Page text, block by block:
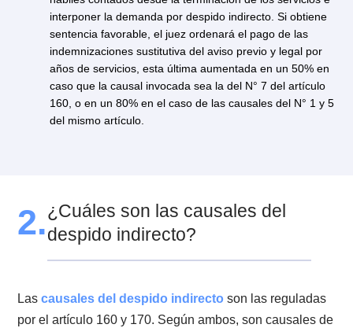
intencionalmente en las instalaciones. Esto incluye
maquinarias, herramientas, útiles de trabajo,
mercaderías.
Si el trabajador pasa a llevar de forma grave las
obligaciones que impone su contrato.
Para realizar un autodespido el trabajador debe:
del trabajo el término del contrato. El documento o
deberá indicar las causales legalesrespectivas y los